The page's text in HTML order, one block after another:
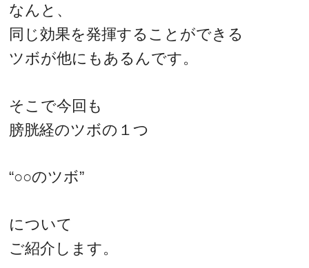
なんと、
同じ効果を発揮することができる
ツボが他にもあるんです。
そこで今回も
膀胱経のツボの１つ
“○○のツボ”
について
ご紹介します。